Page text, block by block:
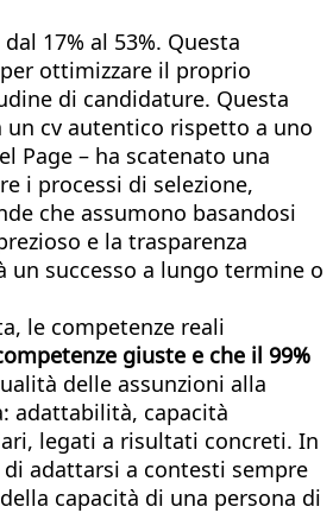
17% al 53%. Questa
ottimizzare il proprio
di candidature. Questa
cv autentico rispetto a uno
Page – ha scatenato una
i processi di selezione,
che assumono basandosi
e la trasparenza
successo a lungo termine o
le competenze reali
giuste e che il 99%
delle assunzioni alla
adattabilità, capacità
legati a risultati concreti. In
adattarsi a contesti sempre
capacità di una persona di